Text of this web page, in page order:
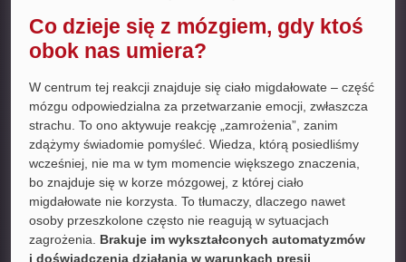
Co dzieje się z mózgiem, gdy ktoś
obok nas umiera?
W centrum tej reakcji znajduje się ciało migdałowate – część
mózgu odpowiedzialna za przetwarzanie emocji, zwłaszcza
strachu. To ono aktywuje reakcję „zamrożenia”, zanim
zdążymy świadomie pomyśleć. Wiedza, którą posiedliśmy
wcześniej, nie ma w tym momencie większego znaczenia,
bo znajduje się w korze mózgowej, z której ciało
migdałowate nie korzysta. To tłumaczy, dlaczego nawet
osoby przeszkolone często nie reagują w sytuacjach
zagrożenia. Brakuje im wykształconych automatyzmów
i doświadczenia działania w warunkach presji